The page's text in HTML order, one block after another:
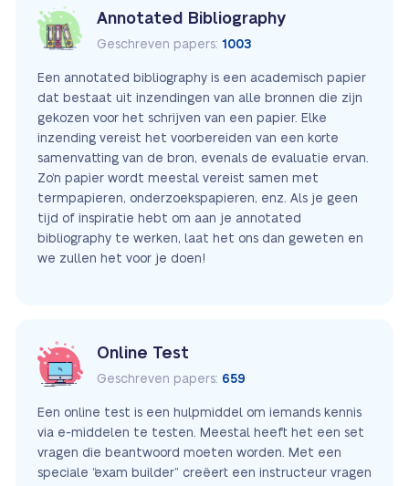
Annotated Bibliography
Geschreven papers: 1003
Een annotated bibliography is een academisch papier
dat bestaat uit inzendingen van alle bronnen die zijn
gekozen voor het schrijven van een papier. Elke
inzending vereist het voorbereiden van een korte
samenvatting van de bron, evenals de evaluatie ervan.
Zo’n papier wordt meestal vereist samen met
termpapieren, onderzoekspapieren, enz. Als je geen
tijd of inspiratie hebt om aan je annotated
bibliography te werken, laat het ons dan geweten en
we zullen het voor je doen!
Online Test
Geschreven papers: 659
Een online test is een hulpmiddel om iemands kennis
via e-middelen te testen. Meestal heeft het een set
vragen die beantwoord moeten worden. Met een
speciale “exam builder” creëert een instructeur vragen